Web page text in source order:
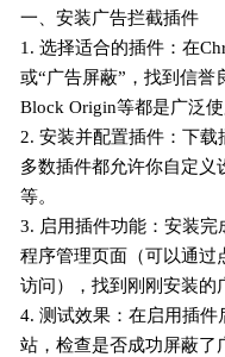
一、安装广告拦截插件
1. 选择适合的插件：在
或“广告屏蔽”，找到信誉
Block Origin等都是广泛使
2. 安装并配置插件：下
多数插件都允许你自定义
等。
3. 启用插件功能：安装完
程序管理页面（可以通过
访问），找到刚刚安装的
4. 测试效果：在启用插件
站，检查是否成功屏蔽了